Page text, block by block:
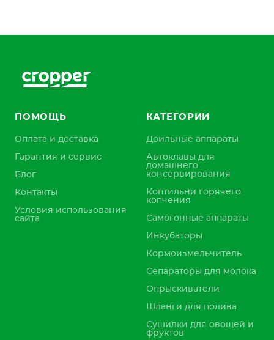
ПОМОЩЬ
Оплата и доставка
Гарантия и сервис
Блог
Контакты
Условия использования
сайта
КАТЕГОРИИ
Доильные аппараты
Автоклавы для
домашнего
консервирования
Коптильни горячего
копчения
Самогонные аппараты
Инкубаторы
Кормоизмельчитель
Сепараторы для молока
Опрыскиватели
Шланги для полива
Сушилки для овощей и
фруктов